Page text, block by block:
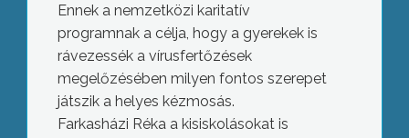
Ennek a nemzetközi karitatív
programnak a célja, hogy a gyerekek is
rávezessék a vírusfertőzések
megelőzésében milyen fontos szerepet
játszik a helyes kézmosás.
Farkasházi Réka a kisiskolásokat is